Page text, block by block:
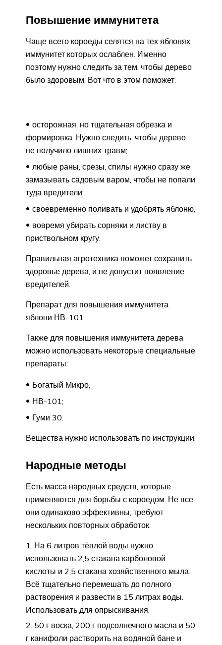
Повышение иммунитета
Чаще всего короеды селятся на тех яблонях,
иммунитет которых ослаблен. Именно
поэтому нужно следить за тем, чтобы дерево
было здоровым. Вот что в этом поможет:
осторожная, но тщательная обрезка и
формировка. Нужно следить, чтобы дерево
не получило лишних травм;
любые раны, срезы, спилы нужно сразу же
замазывать садовым варом, чтобы не попали
туда вредители;
своевременно поливать и удобрять яблоню;
вовремя убирать сорняки и листву в
приствольном кругу.
Правильная агротехника поможет сохранить
здоровье дерева, и не допустит появление
вредителей.
Препарат для повышения иммунитета
яблони НВ-101.
Также для повышения иммунитета дерева
можно использовать некоторые специальные
препараты:
Богатый Микро;
НВ-101;
Гуми 30.
Вещества нужно использовать по инструкции.
Народные методы
Есть масса народных средств, которые
применяются для борьбы с короедом. Не все
они одинаково эффективны, требуют
нескольких повторных обработок.
На 6 литров тёплой воды нужно
использовать 2,5 стакана карболовой
кислоты и 2,5 стакана хозяйственного мыла.
Всё тщательно перемешать до полного
растворения и развести в 15 литрах воды.
Использовать для опрыскивания.
50 г воска, 200 г подсолнечного масла и 50
г канифоли растворить на водяной бане и